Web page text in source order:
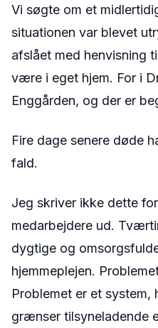
Vi søgte om et
situationen var blevet
afslået med henvisning
være i eget hjem. For i
Enggården, og der er
Fire dage senere døde
fald.
Jeg skriver ikke dette
medarbejdere ud.
dygtige og
hjemmeplejen.
Problemet er et system,
grænser tilsyneladende